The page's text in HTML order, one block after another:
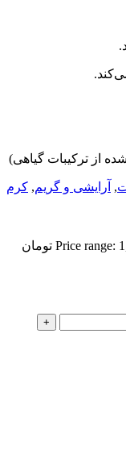
, آرایشی و گریم, کرم
Price range: 1,880,000 تومان